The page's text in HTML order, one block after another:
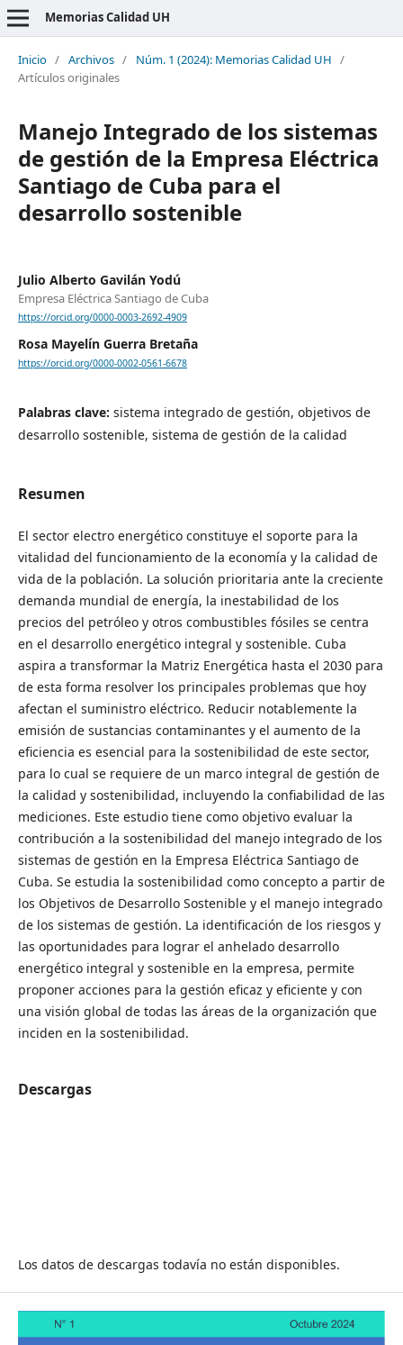
Memorias Calidad UH
Inicio / Archivos / Núm. 1 (2024): Memorias Calidad UH /
Artículos originales
Manejo Integrado de los sistemas
de gestión de la Empresa Eléctrica
Santiago de Cuba para el
desarrollo sostenible
Julio Alberto Gavilán Yodú
Empresa Eléctrica Santiago de Cuba
https://orcid.org/0000-0003-2692-4909
Rosa Mayelín Guerra Bretaña
https://orcid.org/0000-0002-0561-6678
Palabras clave: sistema integrado de gestión, objetivos de
desarrollo sostenible, sistema de gestión de la calidad
Resumen
El sector electro energético constituye el soporte para la
vitalidad del funcionamiento de la economía y la calidad de
vida de la población. La solución prioritaria ante la creciente
demanda mundial de energía, la inestabilidad de los
precios del petróleo y otros combustibles fósiles se centra
en el desarrollo energético integral y sostenible. Cuba
aspira a transformar la Matriz Energética hasta el 2030 para
de esta forma resolver los principales problemas que hoy
afectan el suministro eléctrico. Reducir notablemente la
emisión de sustancias contaminantes y el aumento de la
eficiencia es esencial para la sostenibilidad de este sector,
para lo cual se requiere de un marco integral de gestión de
la calidad y sostenibilidad, incluyendo la confiabilidad de las
mediciones. Este estudio tiene como objetivo evaluar la
contribución a la sostenibilidad del manejo integrado de los
sistemas de gestión en la Empresa Eléctrica Santiago de
Cuba. Se estudia la sostenibilidad como concepto a partir de
los Objetivos de Desarrollo Sostenible y el manejo integrado
de los sistemas de gestión. La identificación de los riesgos y
las oportunidades para lograr el anhelado desarrollo
energético integral y sostenible en la empresa, permite
proponer acciones para la gestión eficaz y eficiente y con
una visión global de todas las áreas de la organización que
inciden en la sostenibilidad.
Descargas
Los datos de descargas todavía no están disponibles.